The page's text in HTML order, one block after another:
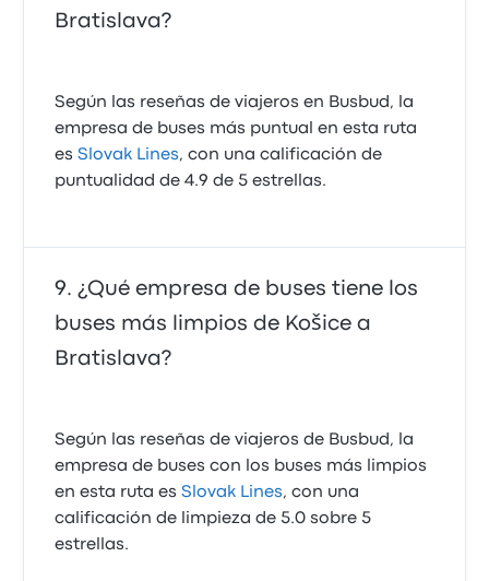
Bratislava?
Según las reseñas de viajeros en Busbud, la
empresa de buses más puntual en esta ruta
esSlovak Lines, con una calificación de
puntualidad de 4.9 de 5 estrellas.
¿Qué empresa de buses tiene los
buses más limpios de Košice a
Bratislava?
Según las reseñas de viajeros de Busbud, la
empresa de buses con los buses más limpios
en esta ruta esSlovak Lines, con una
calificación de limpieza de 5.0 sobre 5
estrellas.